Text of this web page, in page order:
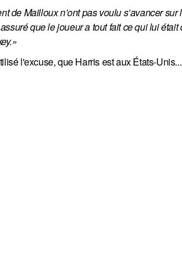
de Mailloux n’ont pas voulu s’avancer
que le joueur a tout fait ce qui lui
l'excuse, que Harris est aux États-Unis...